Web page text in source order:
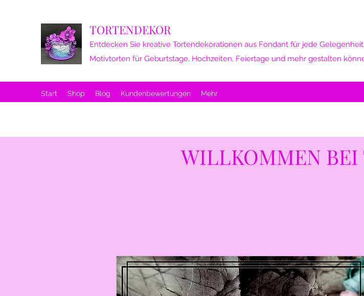
TORTENDEKOR
Entdecken Sie kreative Tortendekorationen aus Fondant für jede
Motivtorten für Geburtstage, Hochzeiten, Feiertage und mehr gestalten
Start Shop Blog Kundenbewertungen Mehr
WILLKOMMEN BEI